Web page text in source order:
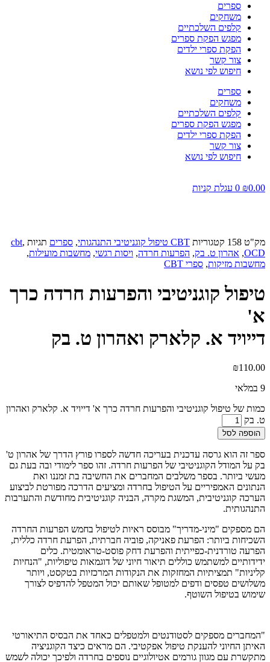
ספרים
משחקים
קלפים השלכתיים
מפגש הפקת ספרים
הפקת ספרי ילדים
צור קשר
חיפוש לפי נושא
ספרים
משחקים
קלפים השלכתיים
מפגש הפקת ספרים
הפקת ספרי ילדים
צור קשר
חיפוש לפי נושא
₪0.00
0 עגלת קניות
מק"ט 158 קטגוריות CBT טיפול קוגניטיבי התנהגותי , ספרים תגיות cbt,
OCD
, אהרון ט. בק, הפרעות חרדה, ויסות רגשי, מחשבות מועילות,
מחשבות מזיקות, ספרי CBT
טיפול קוגניטיבי והפרעות חרדה כרך
א'
דייויד א. קלארק ואהרון ט. בק
₪110.00
9 במלאי
כמות של טיפול קוגניטיבי והפרעות חרדה כרך א' דייויד א. קלארק ואהרון
ט. בק
הוספה לסל
ספר זה הוא גרסה עדכנית בעריכה חדשה לספרו פורץ הדרך של אהרון ט'
בק על המודל הקוגניטיבי של הפרעות חרדה. זהו ספר לימודי ובה בעת גם
מעשי ביותר. בספר משלבים המחברים את החשיבה בת זמננו ואת
הנתונים האמפיריים על הטיפול בחרדה ומציעים הדרכה מפורטת לביצוע
הערכה קוגניטיבית, המשגת מקרה, הבניה קוגניטיבית מחודשת והתערבות
התנהגותית.
הם מספקים "מיני-מדריך" מבוסס ראיות לטיפול בחמש הפרעות החרדה
השכיחות ביותר: הפרעת פאניקה, פוביה חברתית, הפרעת חרדה כללית,
הפרעה טורדנית-כפייתית והפרעת דחק פוסט-טראומטית. כלים
ידידותיים למשתמש כוללים תיאור חיוני של דוגמאות טיפוליות, "הנחיות
קליניות" תמציתיות המחזקות את הנקודות המרכזיות בטקסט, ויותר
משלושים טפסים ודפים למטופל שאותם יכול המטפל להדפיס לצורך
שימוש בטיפול השוטף.
"המחברים מספקים לסטודנטים ולמטפלים כאחד את הבסיס התיאורטי
האיתן החיוני להענקת טיפול אפקטיבי. הם מראים כיצד הקוגניציה
מתקשרת עם מגוון גורמים אטיולוגיים נוספים בחרדה ולפיכך יכולה לשמש